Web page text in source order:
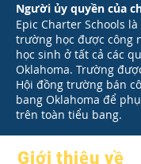
Người ủy quyền của
Epic Charter Schools
trường học được công
học sinh ở tất cả các
Oklahoma. Trường
Hội đồng trường bán
bang Oklahoma để
trên toàn tiểu bang.
Giới thiệu về